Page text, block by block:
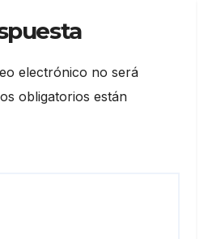
electrónico no será
obligatorios están